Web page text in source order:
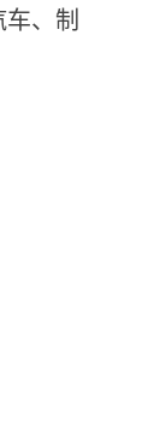
、制